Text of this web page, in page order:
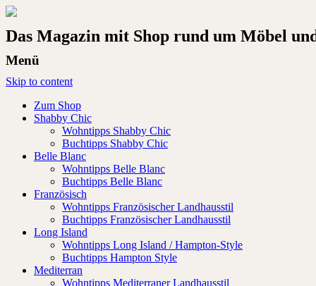
Das Magazin mit Shop rund um Möbel
Menü
Skip to content
Zum Shop
Shabby Chic
Wohntipps Shabby Chic
Buchtipps Shabby Chic
Belle Blanc
Wohntipps Belle Blanc
Buchtipps Belle Blanc
Französisch
Wohntipps Französischer Landhausstil
Buchtipps Französischer Landhausstil
Long Island
Wohntipps Long Island / Hampton-Style
Buchtipps Hampton Style
Mediterran
Wohntipps Mediterraner Landhausstil